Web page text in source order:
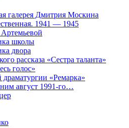
галерея Дмитрия Москина
1941 — 1945
школы
двора
рассказа «Сестра таланта»
голос»
«Ремарка»
август 1991-го…